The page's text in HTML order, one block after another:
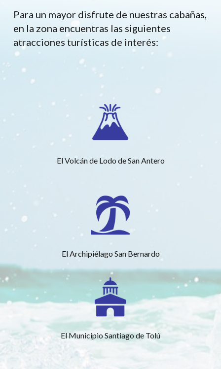
Para un mayor disfrute de nuestras cabañas,
en la zona encuentras las siguientes
atracciones turísticas de interés:
El Volcán de Lodo de San Antero
El Archipiélago San Bernardo
El Municipio Santiago de Tolú